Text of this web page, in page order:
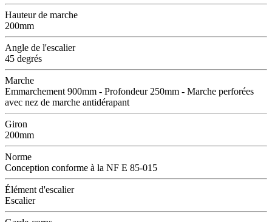
Hauteur de marche
200mm
Angle de l'escalier
45 degrés
Marche
Emmarchement 900mm - Profondeur 250mm - Marche perforées
avec nez de marche antidérapant
Giron
200mm
Norme
Conception conforme à la NF E 85-015
Élément d'escalier
Escalier